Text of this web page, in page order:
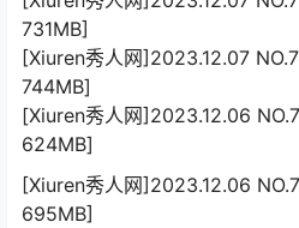
731MB]
[Xiuren秀人网]2023.12.07
744MB]
[Xiuren秀人网]2023.12.06
624MB]
[Xiuren秀人网]2023.12.06
695MB]